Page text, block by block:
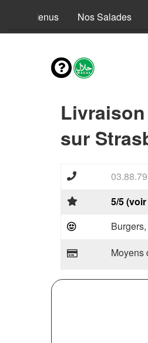
Nos Menus Nos Salades
sur
5/5
Moyens